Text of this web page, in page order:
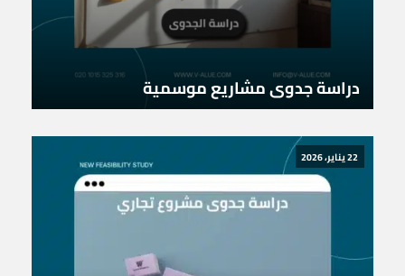
دراسة جدوى مشاريع موسمية
22 يناير، 2026